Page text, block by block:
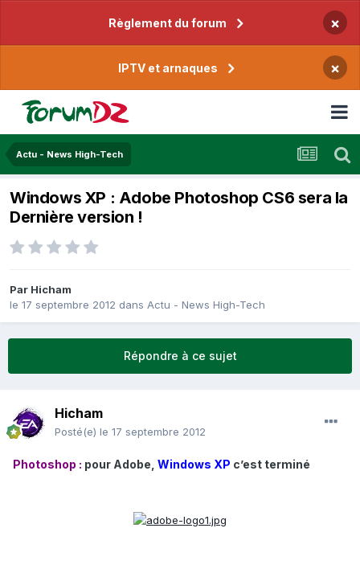
Règlement du forum ×
IPTV et arnaques ×
Actu - News High-Tech
Windows XP : Adobe Photoshop CS6 sera la
Dernière version !
Par Hicham
le 17 septembre 2012 dans Actu - News High-Tech
Répondre à ce sujet
Hicham
Posté(e) le 17 septembre 2012
Photoshop : pour Adobe, Windows XP c’est terminé